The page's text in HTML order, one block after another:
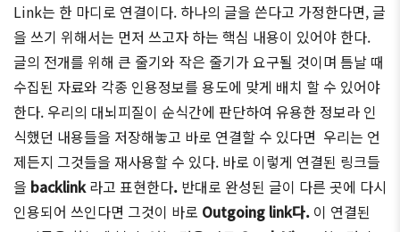
Link는 한 마디로 연결이다. 하나의 글을 쓴다고 가정한다면, 글
을 쓰기 위해서는 먼저 쓰고자 하는 핵심 내용이 있어야 한다.
글의 전개를 위해 큰 줄기와 작은 줄기가 요구될 것이며 틈날 때
수집된 자료와 각종 인용정보를 용도에 맞게 배치 할 수 있어야
한다. 우리의 대뇌피질이 순식간에 판단하여 유용한 정보라 인
식했던 내용들을 저장해놓고 바로 연결할 수 있다면 우리는 언
제든지 그것들을 재사용할 수 있다. 바로 이렇게 연결된 링크들
을 backlink라고 표현한다. 반대로 완성된 글이 다른 곳에 다시
인용되어 쓰인다면 그것이 바로 Outgoing link다. 이 연결된